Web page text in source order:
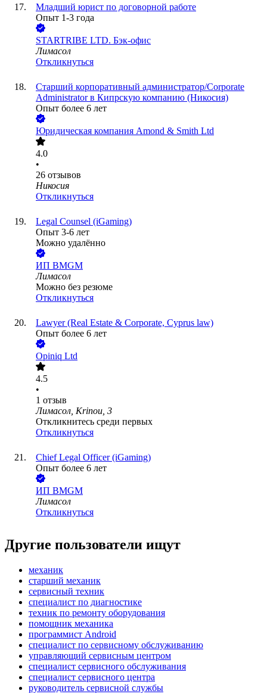
Младший юрист по договорной работе
Опыт 1-3 года
STARTRIBE LTD. Бэк-офис
Лимасол
Откликнуться
Старший корпоративный администратор/Corporate
Administrator в Кипрскую компанию (Никосия)
Опыт более 6 лет
Юридическая компания Amond & Smith Ltd
4.0
•
26 отзывов
Никосия
Откликнуться
Legal Counsel (iGaming)
Опыт 3-6 лет
Можно удалённо
ИП BMGM
Лимасол
Можно без резюме
Откликнуться
Lawyer (Real Estate & Corporate, Cyprus law)
Опыт более 6 лет
Opiniq Ltd
4.5
•
1 отзыв
Лимасол, Krinou, 3
Откликнитесь среди первых
Откликнуться
Chief Legal Officer (iGaming)
Опыт более 6 лет
ИП BMGM
Лимасол
Откликнуться
Другие пользователи ищут
механик
старший механик
сервисный техник
специалист по диагностике
техник по ремонту оборудования
помощник механика
программист Android
специалист по сервисному обслуживанию
управляющий сервисным центром
специалист сервисного обслуживания
специалист сервисного центра
руководитель сервисной службы